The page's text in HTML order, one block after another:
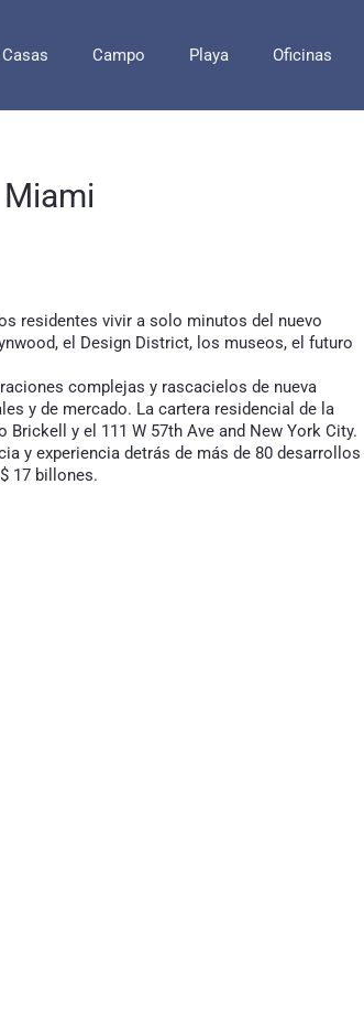
Casas Campo Playa Oficinas
residentes vivir a solo minutos del nuevo
el Design District, los museos, el futuro
complejas y rascacielos de nueva
y de mercado. La cartera residencial de la
Brickell y el 111 W 57th Ave and New York City.
y experiencia detrás de más de 80 desarrollos
17 billones.